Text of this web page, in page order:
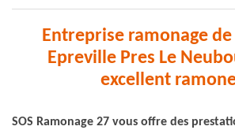
Entreprise ramonage
Epreville Pres Le
excellent
SOS Ramonage 27 vous offre des